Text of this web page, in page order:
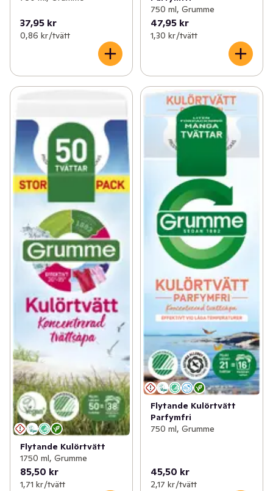
37,95 kr
0,86 kr /tvätt
750 ml, Grumme
47,95 kr
1,30 kr /tvätt
Flytande Kulörtvätt
1750 ml, Grumme
85,50 kr
1,71 kr /tvätt
Flytande Kulörtvätt
Parfymfri
750 ml, Grumme
45,50 kr
2,17 kr /tvätt